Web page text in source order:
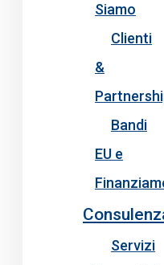
Siamo
Clienti
&
Bandi
EU e
Servizi